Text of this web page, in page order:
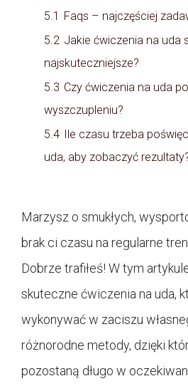
5.1
Faqs – najczęściej
5.2 Jakie ćwiczenia na uda
najskuteczniejsze?
5.3 Czy ćwiczenia na uda
wyszczupleniu?
5.4
Ile czasu trzeba
uda, aby zobaczyć
Marzysz o smukłych,
brak ci czasu na regularne
Dobrze trafiłeś! W tym
skuteczne ćwiczenia na uda,
wykonywać w zaciszu
różnorodne metody, dzięki
pozostaną długo w